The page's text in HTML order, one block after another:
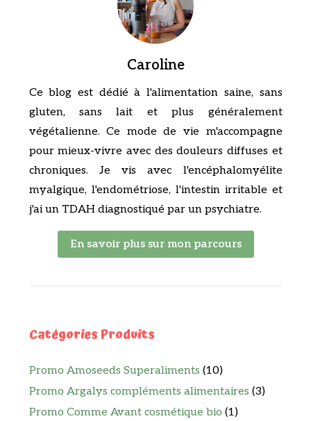
Caroline
Ce blog est dédié à l'alimentation saine, sans
gluten, sans lait et plus généralement
végétalienne. Ce mode de vie m'accompagne
pour mieux-vivre avec des douleurs diffuses et
chroniques. Je vis avec l'encéphalomyélite
myalgique, l'endométriose, l'intestin irritable et
j'ai un TDAH diagnostiqué par un psychiatre.
En savoir plus sur mon parcours
Catégories Produits
Promo Amoseeds Superaliments (10)
Promo Argalys compléments alimentaires (3)
Promo Comme Avant cosmétique bio (1)